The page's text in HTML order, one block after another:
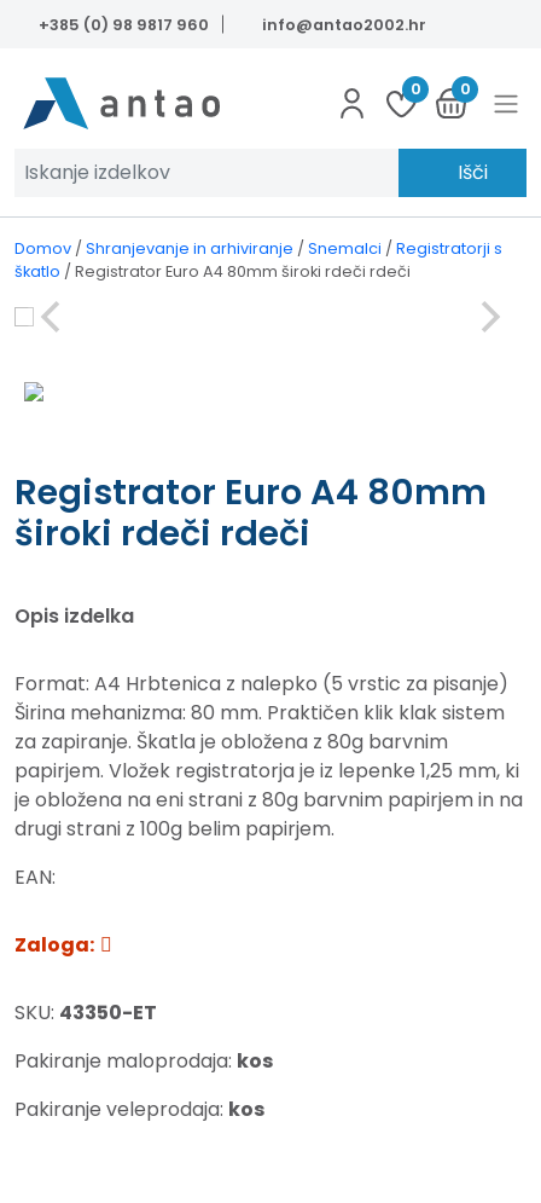
Skip to main content
+385 (0) 98 9817 960 info@antao2002.hr
0 0
Išči
Domov / Shranjevanje in arhiviranje / Snemalci / Registratorji s
škatlo / Registrator Euro A4 80mm široki rdeči rdeči
Registrator Euro A4 80mm
široki rdeči rdeči
Opis izdelka
Format: A4 Hrbtenica z nalepko (5 vrstic za pisanje)
Širina mehanizma: 80 mm. Praktičen klik klak sistem
za zapiranje. Škatla je obložena z 80g barvnim
papirjem. Vložek registratorja je iz lepenke 1,25 mm, ki
je obložena na eni strani z 80g barvnim papirjem in na
drugi strani z 100g belim papirjem.
EAN:
Zaloga:
SKU: 43350-ET
Pakiranje maloprodaja: kos
Pakiranje veleprodaja: kos